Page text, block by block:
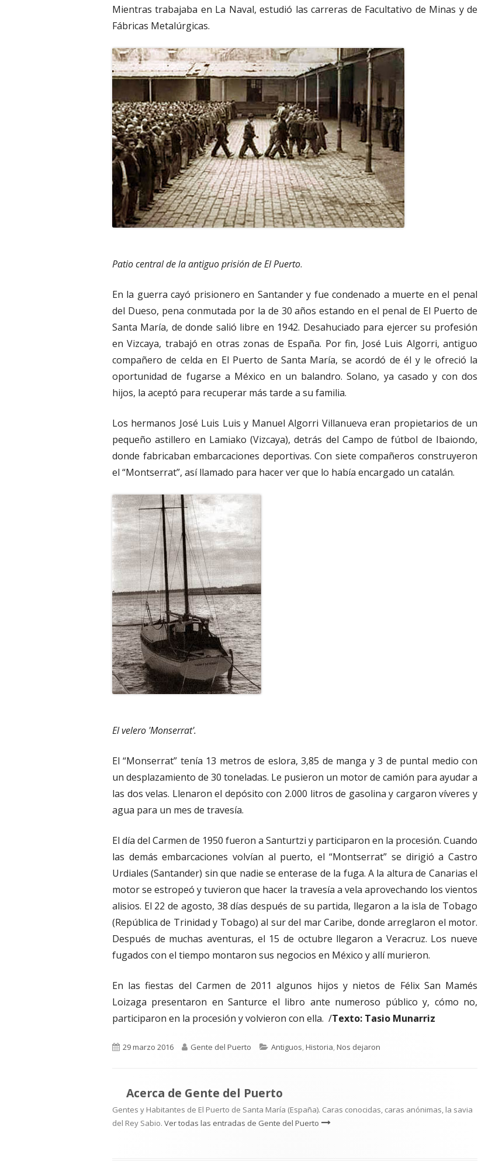
Mientras trabajaba en La Naval, estudió las carreras de Facultativo de Minas y de
Fábricas Metalúrgicas.
Patio central de la antiguo prisión de El Puerto.
En la guerra cayó prisionero en Santander y fue condenado a muerte en el penal
del Dueso, pena conmutada por la de 30 años estando en el penal de El Puerto de
Santa María, de donde salió libre en 1942. Desahuciado para ejercer su profesión
en Vizcaya, trabajó en otras zonas de España. Por fin, José Luis Algorri, antiguo
compañero de celda en El Puerto de Santa María, se acordó de él y le ofreció la
oportunidad de fugarse a México en un balandro. Solano, ya casado y con dos
hijos, la aceptó para recuperar más tarde a su familia.
Los hermanos José Luis Luis y Manuel Algorri Villanueva eran propietarios de un
pequeño astillero en Lamiako (Vizcaya), detrás del Campo de fútbol de Ibaiondo,
donde fabricaban embarcaciones deportivas. Con siete compañeros construyeron
el “Montserrat”, así llamado para hacer ver que lo había encargado un catalán.
El velero 'Monserrat'.
El “Monserrat” tenía 13 metros de eslora, 3,85 de manga y 3 de puntal medio con
un desplazamiento de 30 toneladas. Le pusieron un motor de camión para ayudar a
las dos velas. Llenaron el depósito con 2.000 litros de gasolina y cargaron víveres y
agua para un mes de travesía.
El día del Carmen de 1950 fueron a Santurtzi y participaron en la procesión. Cuando
las demás embarcaciones volvían al puerto, el “Montserrat” se dirigió a Castro
Urdiales (Santander) sin que nadie se enterase de la fuga. A la altura de Canarias el
motor se estropeó y tuvieron que hacer la travesía a vela aprovechando los vientos
alisios. El 22 de agosto, 38 días después de su partida, llegaron a la isla de Tobago
(República de Trinidad y Tobago) al sur del mar Caribe, donde arreglaron el motor.
Después de muchas aventuras, el 15 de octubre llegaron a Veracruz. Los nueve
fugados con el tiempo montaron sus negocios en México y allí murieron.
En las fiestas del Carmen de 2011 algunos hijos y nietos de Félix San Mamés
Loizaga presentaron en Santurce el libro ante numeroso público y, cómo no,
participaron en la procesión y volvieron con ella. /Texto: Tasio Munarriz
Publicado
29 marzo 2016 Autor
Gente del Puerto Categorías
Antiguos,Historia,Nos dejaron
Acerca de Gente del Puerto
Gentes y Habitantes de El Puerto de Santa María (España). Caras conocidas, caras anónimas, la savia
del Rey Sabio. Ver todas las entradas de Gente del Puerto